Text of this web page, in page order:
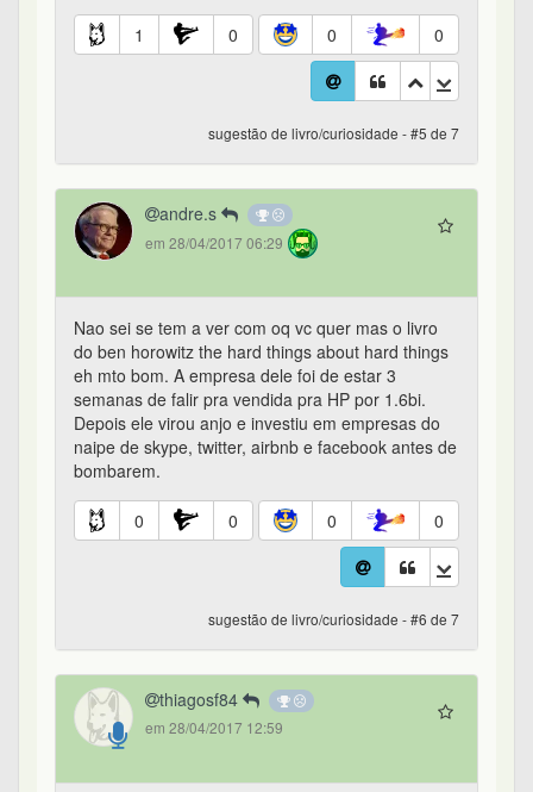
1 0 0 0
sugestão de livro/curiosidade - #5 de 7
andre.s
em 28/04/2017 06:29
Nao sei se tem a ver com oq vc quer mas o livro
do ben horowitz the hard things about hard things
eh mto bom. A empresa dele foi de estar 3
semanas de falir pra vendida pra HP por 1.6bi.
Depois ele virou anjo e investiu em empresas do
naipe de skype, twitter, airbnb e facebook antes de
bombarem.
0 0 0 0
sugestão de livro/curiosidade - #6 de 7
thiagosf84
em 28/04/2017 12:59